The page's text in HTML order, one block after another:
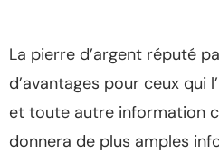
La pierre d’argent réputé
d’avantages pour ceux qui
et toute autre information
donnera de plus amples